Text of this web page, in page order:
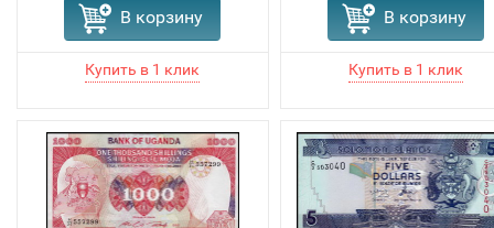
В корзину В корзину